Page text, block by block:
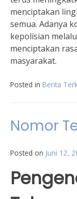
menciptakan
semua. Adanya
kepolisian
menciptakan
masyarakat.
Posted in Berita
Nomor
Posted on Juni 12,